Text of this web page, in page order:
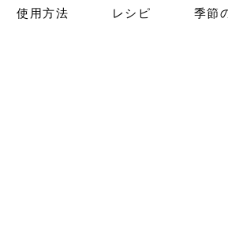
使用方法 レシピ 季節